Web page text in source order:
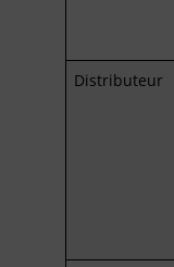
Distributeur